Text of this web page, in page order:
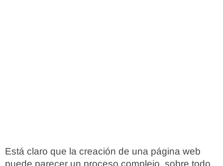
Está claro que la creación de una página web
puede parecer un proceso complejo, sobre todo